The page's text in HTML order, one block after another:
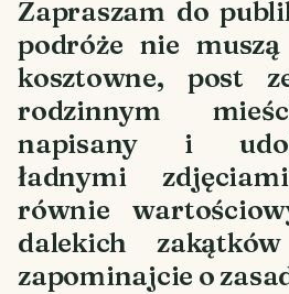
Zapraszam do
podróże nie
kosztowne, post
rodzinnym
napisany i
ładnymi
równie
dalekich
zapominajcie o